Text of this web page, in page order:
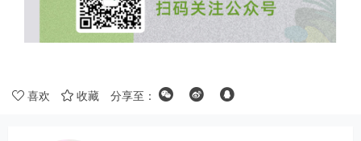
喜欢 收藏 分享至：